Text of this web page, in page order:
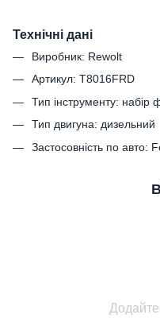
Технічні дані
Виробник: Rewolt
Артикул: T8016FRD
Тип інструменту: набір
Тип двигуна: дизельний
Застосовність по авто: